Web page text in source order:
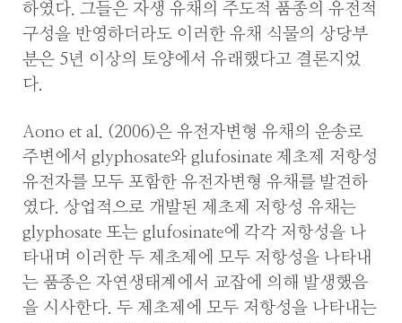
하였다. 그들은 자생 유채의 주도적 품종의 유전적
구성을 반영하더라도 이러한 유채 식물의 상당부
분은 5년 이상의 토양에서 유래했다고 결론지었
다.
Aono et al. (2006)은 유전자변형 유채의 운송로
주변에서 glyphosate와 glufosinate 제초제 저항성
유전자를 모두 포함한 유전자변형 유채를 발견하
였다. 상업적으로 개발된 제초제 저항성 유채는
glyphosate 또는 glufosinate에 각각 저항성을 나
타내며 이러한 두 제초제에 모두 저항성을 나타내
는 품종은 자연생태계에서 교잡에 의해 발생했음
을 시사한다. 두 제초제에 모두 저항성을 나타내는